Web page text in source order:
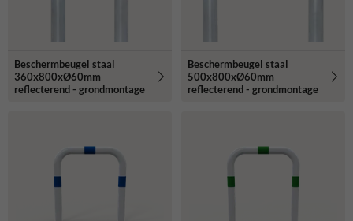
Beschermbeugel staal
360x800xØ60mm
reflecterend - grondmontage
Beschermbeugel staal
500x800xØ60mm
reflecterend - grondmontage